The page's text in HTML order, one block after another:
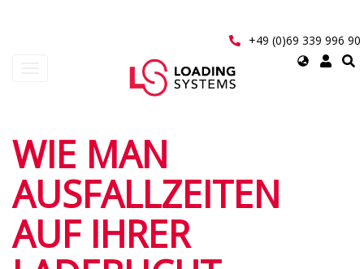
+49 (0)69 339 996 90
Select
User
account
menu
aktivieren/deaktivieren
WIE MAN
AUSFALLZEITEN
AUF IHRER